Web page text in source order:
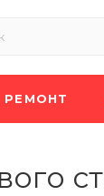
РЕМОНТ